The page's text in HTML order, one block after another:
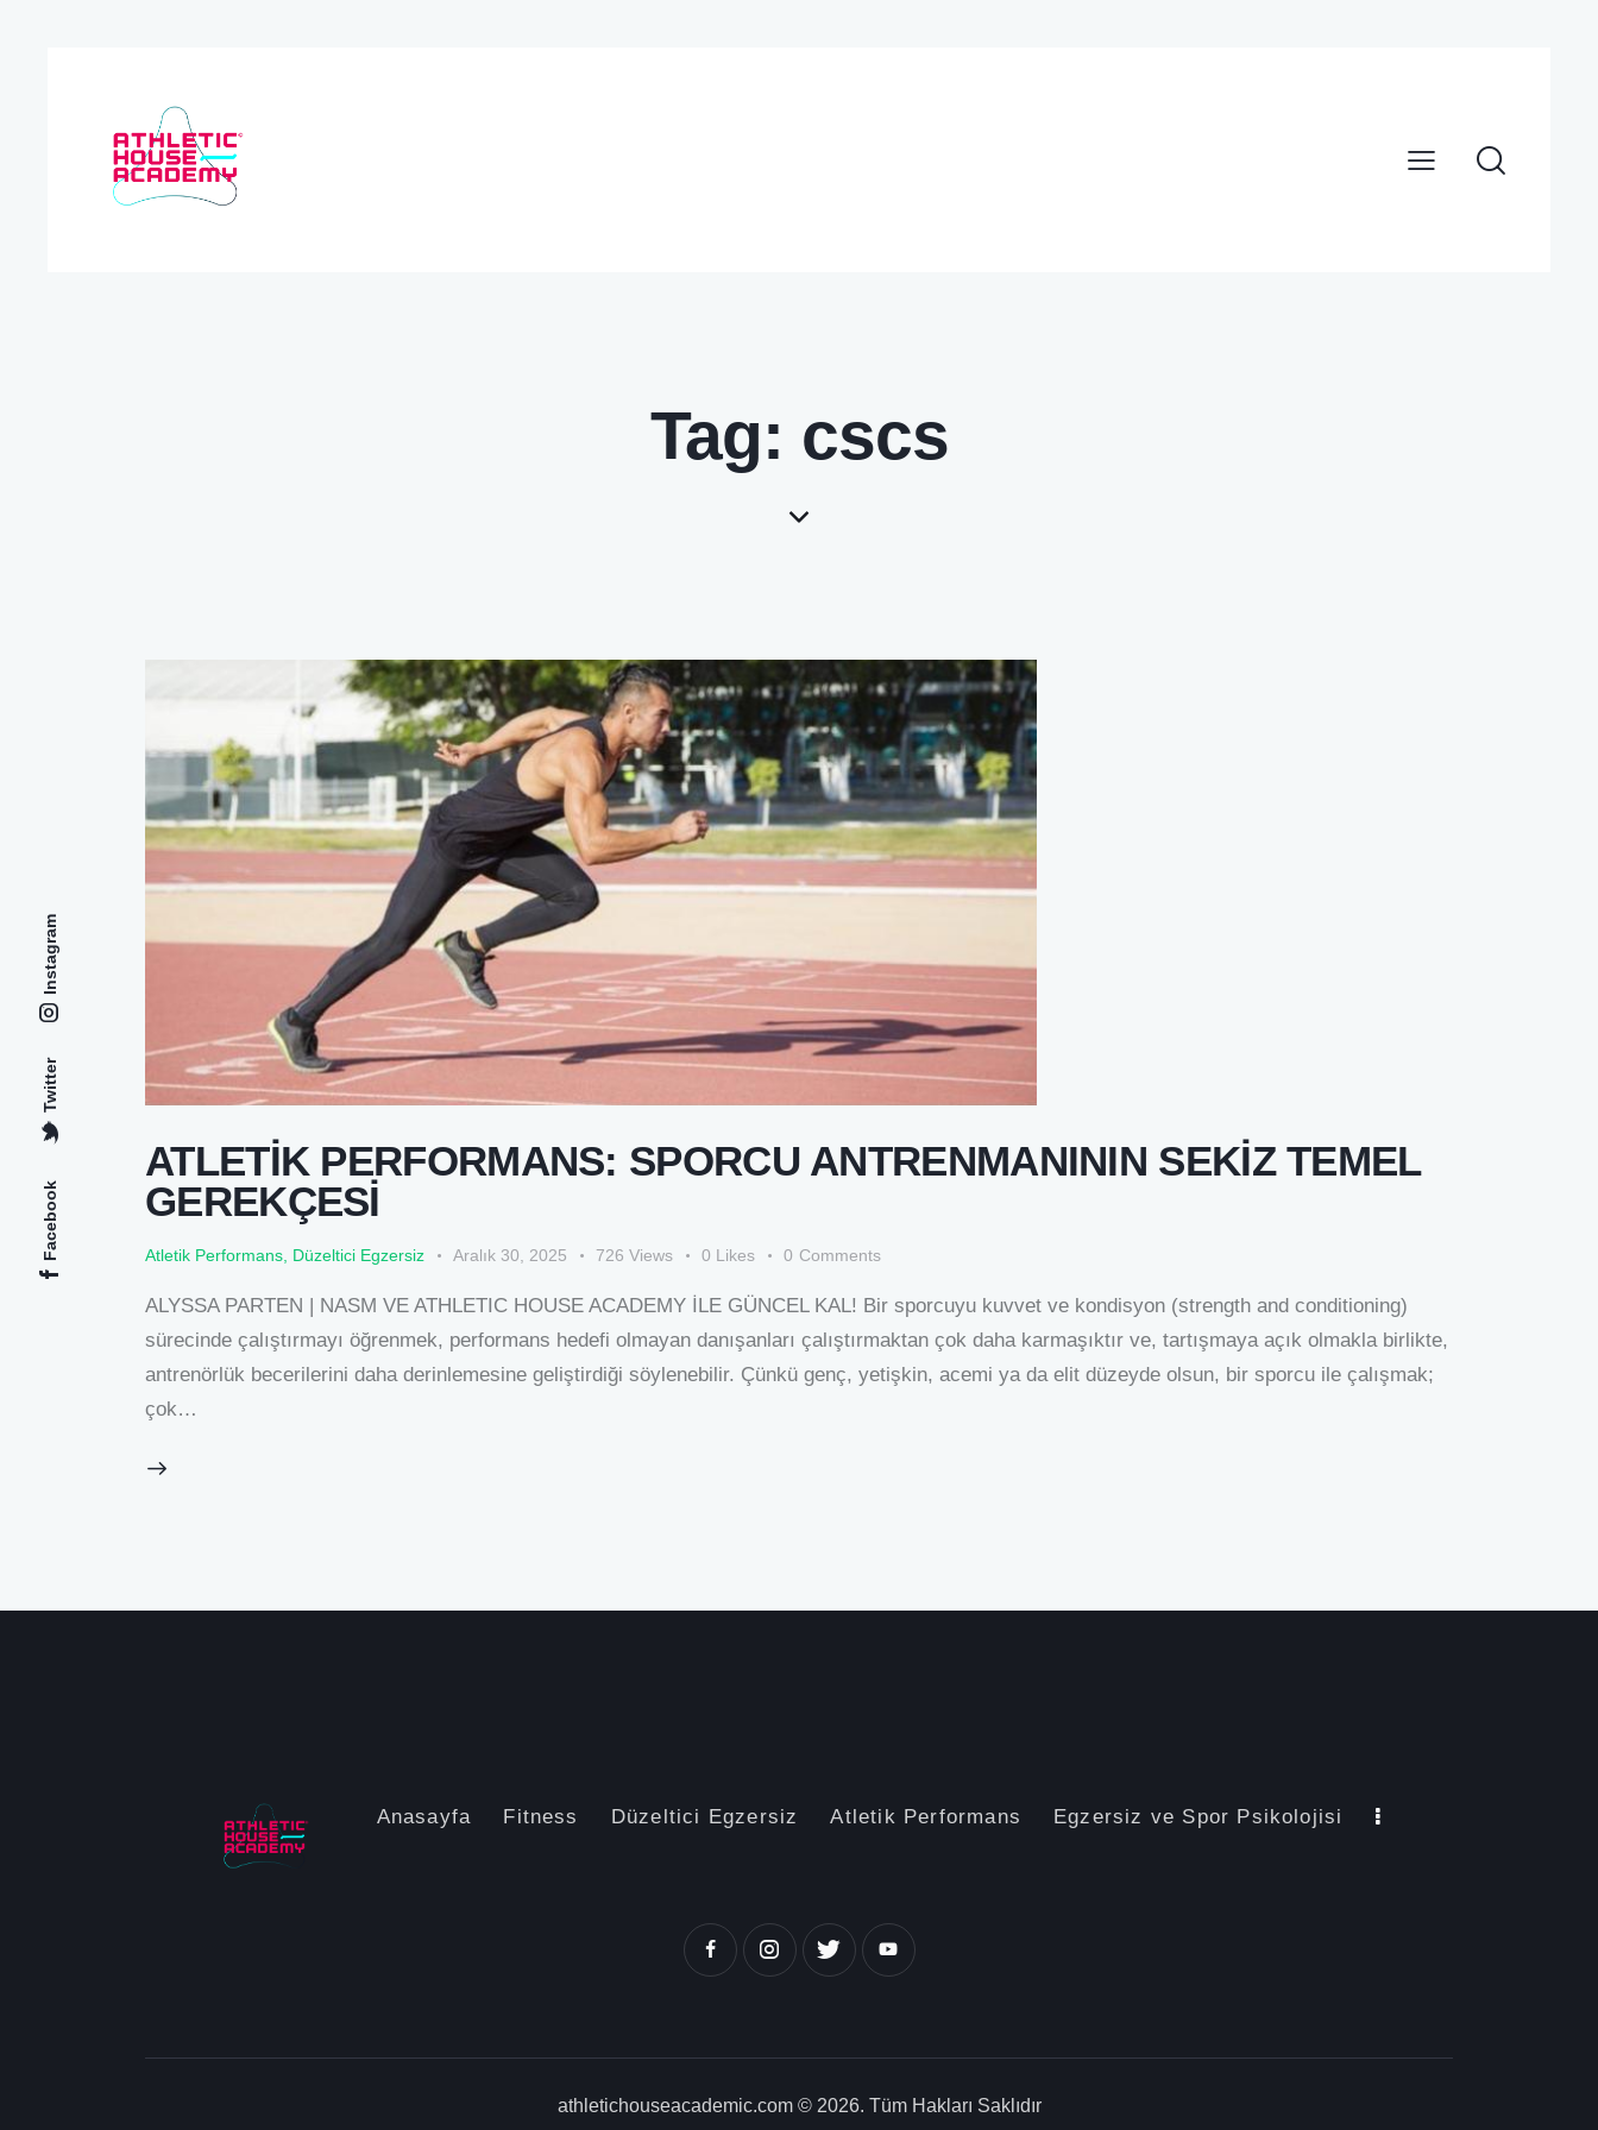
Tag: cscs
ATLETİK PERFORMANS: SPORCU ANTRENMANININ SEKİZ TEMEL
GEREKÇESİ
Atletik Performans, Düzeltici Egzersiz Aralık 30, 2025 726 Views 0 Likes 0 Comments
ALYSSA PARTEN | NASM VE ATHLETIC HOUSE ACADEMY İLE GÜNCEL KAL! Bir sporcuyu kuvvet ve kondisyon (strength and conditioning)
sürecinde çalıştırmayı öğrenmek, performans hedefi olmayan danışanları çalıştırmaktan çok daha karmaşıktır ve, tartışmaya açık olmakla birlikte,
antrenörlük becerilerini daha derinlemesine geliştirdiği söylenebilir. Çünkü genç, yetişkin, acemi ya da elit düzeyde olsun, bir sporcu ile çalışmak;
çok…
Anasayfa Fitness Düzeltici Egzersiz Atletik Performans Egzersiz ve Spor Psikolojisi
athletichouseacademic.com © 2026. Tüm Hakları Saklıdır
Facebook
Twitter
Instagram